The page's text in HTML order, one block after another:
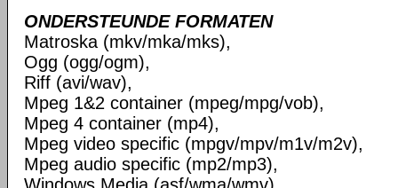
ONDERSTEUNDE FORMATEN
Matroska (mkv/mka/mks),
Ogg (ogg/ogm),
Riff (avi/wav),
Mpeg 1&2 container (mpeg/mpg/vob),
Mpeg 4 container (mp4),
Mpeg video specific (mpgv/mpv/m1v/m2v),
Mpeg audio specific (mp2/mp3),